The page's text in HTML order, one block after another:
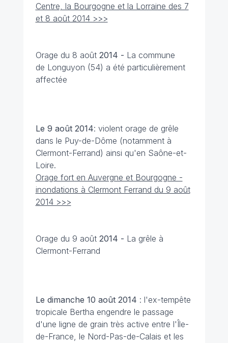
Centre, la Bourgogne et la Lorraine des 7
et 8 août 2014 >>>
Orage du 8 août 2014 - La commune
de Longuyon (54) a été particulièrement
affectée
Le 9 août 2014: violent orage de grêle
dans le Puy-de-Dôme (notamment à
Clermont-Ferrand) ainsi qu'en Saône-et-
Loire.
Orage fort en Auvergne et Bourgogne -
inondations à Clermont Ferrand du 9 août
2014 >>>
Orage du 9 août 2014 - La grêle à
Clermont-Ferrand
Le dimanche 10 août 2014 : l'ex-tempête
tropicale Bertha engendre le passage
d'une ligne de grain très active entre l'Île-
de-France, le Nord-Pas-de-Calais et les